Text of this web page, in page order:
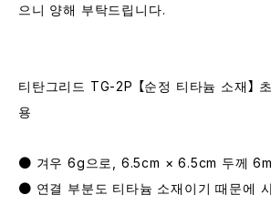
으니 양해 부탁드립니다.
티탄그리드 TG-2P 【순정 티타늄 소재】
용
● 겨우 6g으로, 6.5cm × 6.5cm 두께
● 연결 부분도 티타늄 소재이기 때문에